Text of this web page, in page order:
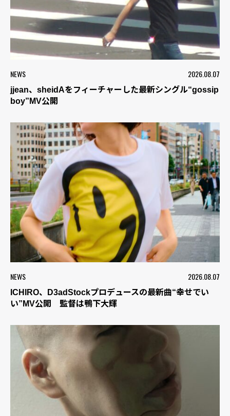
NEWS 2026.08.07
jjean、sheidAをフィーチャーした最新シングル“gossip
boy”MV公開
NEWS 2026.08.07
ICHIRO、D3adStockプロデュースの最新曲“幸せでい
い”MV公開 監督は鴨下大輝